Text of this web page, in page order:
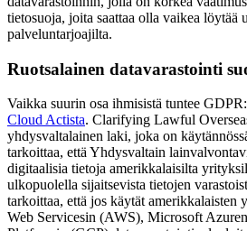
tietosuoja, joita saattaa olla vaikea löytää
palveluntarjoajilta.
Ruotsalainen datavarastointi
Vaikka suurin osa ihmisistä tuntee
Cloud Actista. Clarifying Lawful
yhdysvaltalainen laki, joka on
tarkoittaa, että Yhdysvaltain
digitaalisia tietoja amerikkalaisilta
ulkopuolella sijaitsevista tietojen
tarkoittaa, että jos käytät amerikkalaisten
Web Servicesin (AWS), Microsoft